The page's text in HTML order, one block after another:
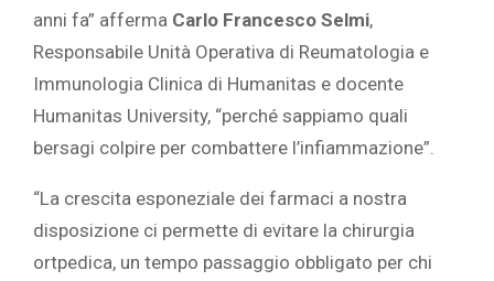
anni fa” afferma Carlo Francesco Selmi,
Responsabile Unità Operativa di Reumatologia e
Immunologia Clinica di Humanitas e docente
Humanitas University, “perché sappiamo quali
bersagi colpire per combattere l’infiammazione”.
“La crescita esponeziale dei farmaci a nostra
disposizione ci permette di evitare la chirurgia
ortpedica, un tempo passaggio obbligato per chi